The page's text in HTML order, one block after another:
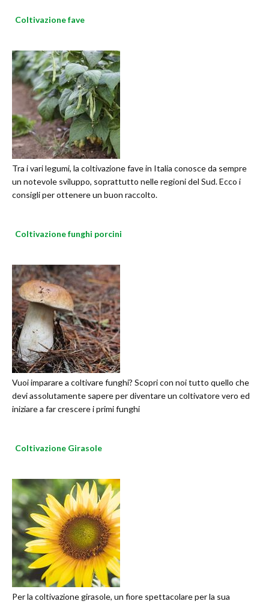
Coltivazione fave
Tra i vari legumi, la coltivazione fave in Italia conosce da sempre
un notevole sviluppo, soprattutto nelle regioni del Sud. Ecco i
consigli per ottenere un buon raccolto.
Coltivazione funghi porcini
Vuoi imparare a coltivare funghi? Scopri con noi tutto quello che
devi assolutamente sapere per diventare un coltivatore vero ed
iniziare a far crescere i primi funghi
Coltivazione Girasole
Per la coltivazione girasole, un fiore spettacolare per la sua